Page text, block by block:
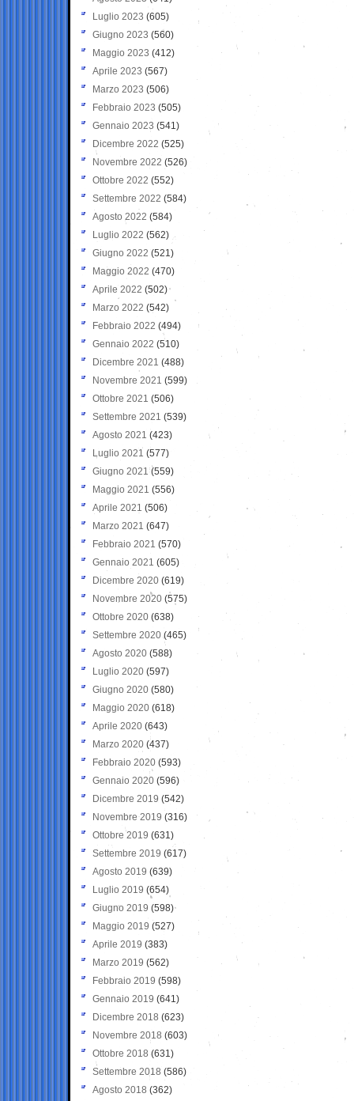
Luglio 2023 (605)
Giugno 2023 (560)
Maggio 2023 (412)
Aprile 2023 (567)
Marzo 2023 (506)
Febbraio 2023 (505)
Gennaio 2023 (541)
Dicembre 2022 (525)
Novembre 2022 (526)
Ottobre 2022 (552)
Settembre 2022 (584)
Agosto 2022 (584)
Luglio 2022 (562)
Giugno 2022 (521)
Maggio 2022 (470)
Aprile 2022 (502)
Marzo 2022 (542)
Febbraio 2022 (494)
Gennaio 2022 (510)
Dicembre 2021 (488)
Novembre 2021 (599)
Ottobre 2021 (506)
Settembre 2021 (539)
Agosto 2021 (423)
Luglio 2021 (577)
Giugno 2021(559)
Maggio 2021 (556)
Aprile 2021 (506)
Marzo 2021 (647)
Febbraio 2021 (570)
Gennaio 2021 (605)
Dicembre 2020 (619)
Novembre 2020 (575)
Ottobre 2020 (638)
Settembre 2020(465)
Agosto 2020 (588)
Luglio 2020 (597)
Giugno 2020 (580)
Maggio 2020 (618)
Aprile 2020 (643)
Marzo 2020 (437)
Febbraio 2020 (593)
Gennaio 2020 (596)
Dicembre 2019 (542)
Novembre 2019 (316)
Ottobre 2019 (631)
Settembre 2019 (617)
Agosto 2019 (639)
Luglio 2019 (654)
Giugno 2019 (598)
Maggio 2019 (527)
Aprile 2019 (383)
Marzo 2019 (562)
Febbraio 2019 (598)
Gennaio 2019 (641)
Dicembre 2018 (623)
Novembre 2018 (603)
Ottobre 2018 (631)
Settembre 2018 (586)
Agosto 2018 (362)